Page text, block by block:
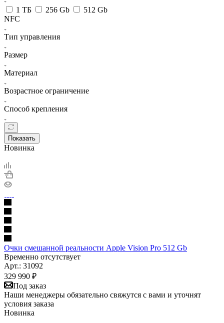
1 ТБ 256 Gb
512 Gb
NFC
Тип управления
Размер
Материал
Возрастное ограничение
Способ крепления
Показать
Новинка
Очки смешанной реальности Apple Vision Pro 512 Gb
Временно отсутствует
Арт.: 31092
329 990 ₽
Под заказ
Наши менеджеры обязательно свяжутся с вами и уточнят
условия заказа
Новинка